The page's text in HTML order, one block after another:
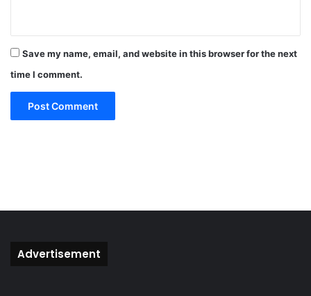
*
Save my name, email, and website in this browser for the next
time I comment.
Advertisement